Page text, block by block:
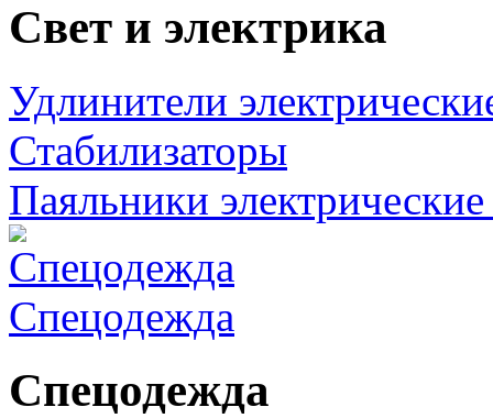
Свет и электрика
Удлинители
Стабилизаторы
Паяльники
Спецодежда
Спецодежда